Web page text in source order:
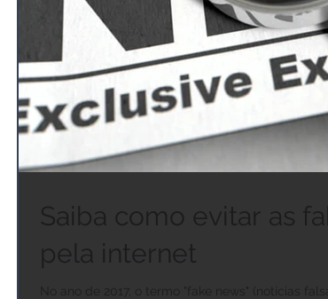
Saiba como evitar as
pela internet